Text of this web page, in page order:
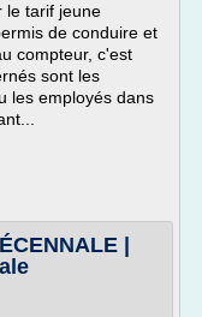
le tarif jeune
de conduire et
compteur, c'est
sont les
les employés dans
|